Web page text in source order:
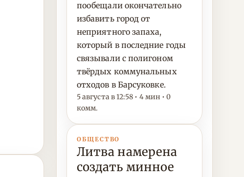
пообещали окончательно
избавить город от
неприятного запаха,
который в последние годы
связывали с полигоном
твёрдых коммунальных
отходов в Барсуковке.
5 августа в 12:58 • 4 мин • 0
комм.
ОБЩЕСТВО
Литва намерена
создать минное